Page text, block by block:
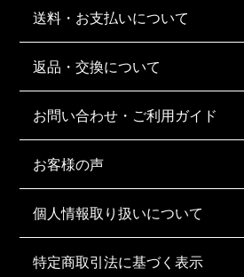
送料・お支払いについて
返品・交換について
お問い合わせ・ご利用ガイド
お客様の声
個人情報取り扱いについて
特定商取引法に基づく表示